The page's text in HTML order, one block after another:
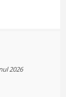
2026